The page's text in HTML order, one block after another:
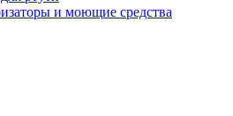
и моющие средства